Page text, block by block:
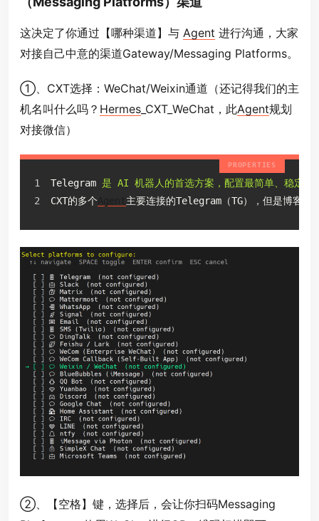
这决定了你通过【哪种渠道】与 Agent 进行沟通，大家
对接自己中意的渠道Gateway/Messaging Platforms。
①、CXT选择：WeChat/Weixin通道（还记得我们的主
机名叫什么吗？ Hermes _CXT_WeChat，此Agent规划
对接微信）
Telegram 是 AI 机器人的首选方案，配置最简单、稳定性
CXT的多个
主要连接的Telegram（TG），但是博客不
②、【空格】键，选择后，会让你扫码Messaging